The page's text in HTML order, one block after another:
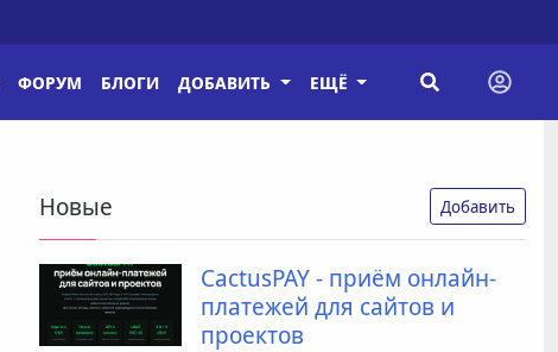
ФОРУМ БЛОГИ ДОБАВИТЬ ЕЩЁ
Новые Добавить
CactusPAY - приём онлайн-
платежей для сайтов и
проектов